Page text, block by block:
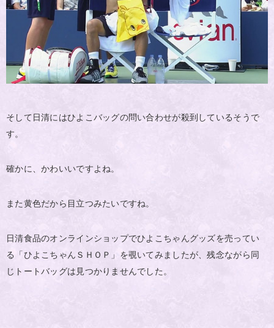
そして日清にはひよこバッグの問い合わせが殺到しているそうで
す。
確かに、かわいいですよね。
また黄色だから目立つみたいですね。
日清食品のオンラインショップでひよこちゃんグッズを売ってい
る「ひよこちゃんＳＨＯＰ」を覗いてみましたが、残念ながら同
じトートバッグは見つかりませんでした。